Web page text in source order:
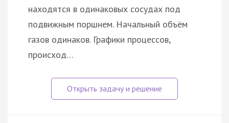
находятся в одинаковых сосудах под
подвижным поршнем. Начальный объём
газов одинаков. Графики процессов,
происход…